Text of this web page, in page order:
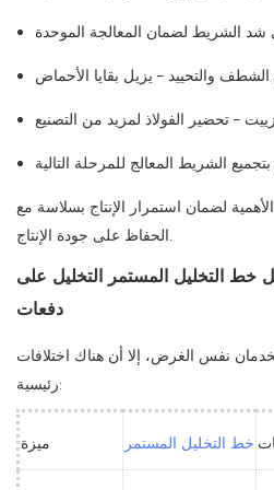
لضمان استمرار الإنتاج بسلاسة مع
الحفاظ على جودة الإنتاج.
خط التخليل المستمر التخليل على
دفعات
نفس الغرض، إلا أن هناك اختلافات
رئيسية:
ميزة خط التخليل المستمر